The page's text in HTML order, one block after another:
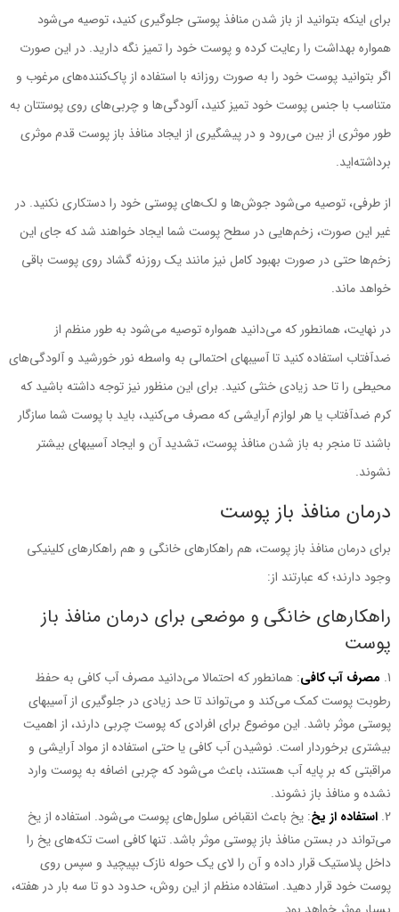
برای اینکه بتوانید از باز شدن منافذ پوستی جلوگیری کنید، توصیه ‌می‌شود
همواره بهداشت را رعایت کرده و پوست خود را تمیز نگه ‌دارید. در این ‌صورت
اگر بتوانید پوست خود را به‌ صورت روزانه با استفاده از پاک‌کننده‌های مرغوب و
متناسب با جنس پوست خود تمیز کنید، آلودگی‌ها و چربی‌های روی پوستتان به
‌طور موثری از بین می‌رود و در پیشگیری از ایجاد منافذ باز پوست قدم موثری
برداشته‌اید.
از طرفی، توصیه ‌می‌شود جوش‌ها و لک‌های پوستی خود را دستکاری نکنید. در
غیر این صورت، زخم‌هایی در سطح پوست شما ایجاد خواهند شد که جای این
زخم‌ها حتی در صورت بهبود کامل نیز مانند یک روزنه گشاد روی پوست باقی
خواهد ماند.
در نهایت، همانطور که ‌می‌دانید همواره توصیه ‌می‌شود به ‌طور منظم از
ضدآفتاب استفاده کنید تا آسیبهای احتمالی به‌ واسطه نور خورشید و آلودگی‌های
محیطی را تا حد زیادی خنثی کنید. برای این‌ منظور نیز توجه داشته باشید که
کرم ضدآفتاب یا هر لوازم آرایشی که مصرف ‌می‌کنید، باید با پوست شما سازگار
باشند تا منجر به باز شدن منافذ پوست، تشدید آن و ایجاد آسیبهای بیشتر
نشوند.
درمان منافذ باز پوست
برای درمان منافذ باز پوست، هم راهکارهای خانگی و هم راهکارهای کلینیکی
وجود دارند؛ که عبارتند از:
راهکارهای خانگی و موضعی برای درمان منافذ باز
پوست
مصرف آب کافی: همانطور که احتمالا ‌می‌دانید مصرف آب کافی به حفظ
رطوبت پوست کمک ‌می‌کند و ‌می‌تواند تا حد زیادی در جلوگیری از آسیبهای
پوستی موثر باشد. این موضوع برای افرادی که پوست چربی دارند، از اهمیت
بیشتری برخوردار است. نوشیدن آب کافی یا حتی استفاده از مواد آرایشی و
مراقبتی که بر پایه آب هستند، باعث ‌می‌شود که چربی اضافه به پوست وارد
نشده و منافذ باز نشوند.
استفاده از یخ: یخ باعث انقباض سلول‌های پوست ‌می‌شود. استفاده از یخ
‌می‌تواند در بستن منافذ باز پوستی موثر باشد. تنها کافی است تکه‌های یخ را
داخل پلاستیک قرار داده و آن را لای یک حوله نازک بپیچید و سپس روی
پوست خود قرار دهید. استفاده منظم از این روش، حدود دو تا سه‌ بار در هفته،